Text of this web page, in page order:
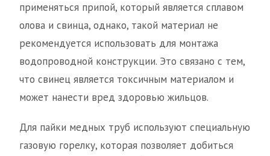
применяться припой, который является сплавом
олова и свинца, однако, такой материал не
рекомендуется использовать для монтажа
водопроводной конструкции. Это связано с тем,
что свинец является токсичным материалом и
может нанести вред здоровью жильцов.
Для пайки медных труб используют специальную
газовую горелку, которая позволяет добиться